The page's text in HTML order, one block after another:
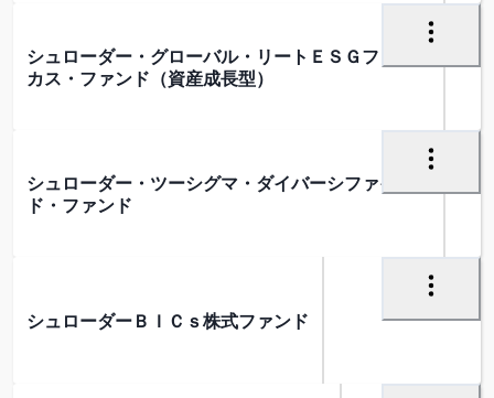
シュローダー・グローバル・リートＥＳＧフォー
カス・ファンド（資産成長型）
シュローダー・ツーシグマ・ダイバーシファイ
ド・ファンド
シュローダーＢＩＣｓ株式ファンド